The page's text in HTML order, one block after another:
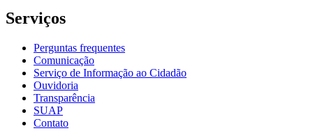
Serviços
Perguntas frequentes
Comunicação
Serviço de Informação ao Cidadão
Ouvidoria
Transparência
SUAP
Contato